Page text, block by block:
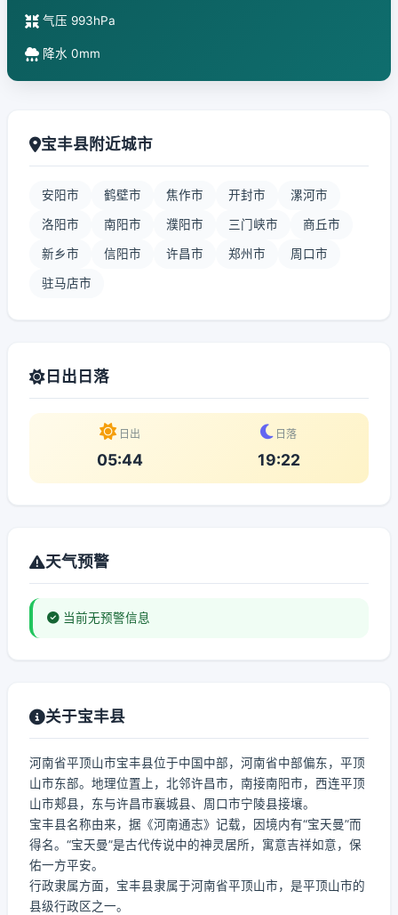
气压 993hPa
降水 0mm
宝丰县附近城市
安阳市 鹤壁市 焦作市 开封市 漯河市
洛阳市 南阳市 濮阳市 三门峡市 商丘市
新乡市 信阳市 许昌市 郑州市 周口市
驻马店市
日出日落
日出
05:44
日落
19:22
天气预警
当前无预警信息
关于宝丰县
河南省平顶山市宝丰县位于中国中部，河南省中部偏东，平顶
山市东部。地理位置上，北邻许昌市，南接南阳市，西连平顶
山市郏县，东与许昌市襄城县、周口市宁陵县接壤。
宝丰县名称由来，据《河南通志》记载，因境内有“宝天曼”而
得名。“宝天曼”是古代传说中的神灵居所，寓意吉祥如意，保
佑一方平安。
行政隶属方面，宝丰县隶属于河南省平顶山市，是平顶山市的
县级行政区之一。